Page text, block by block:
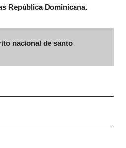
República Dominicana.
nacional de santo